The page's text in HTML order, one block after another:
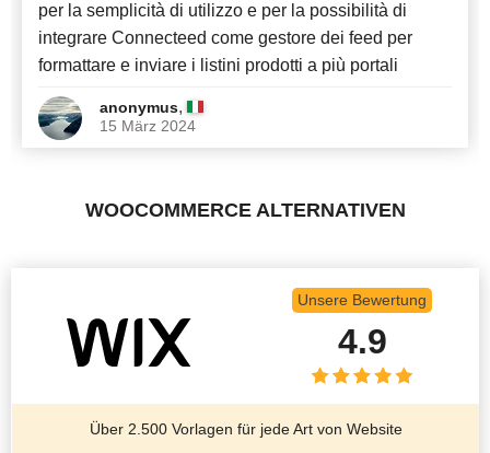
per la semplicità di utilizzo e per la possibilità di
integrare Connecteed come gestore dei feed per
formattare e inviare i listini prodotti a più portali
anonymus,
15 März 2024
WOOCOMMERCE ALTERNATIVEN
Unsere Bewertung
4.9
Über 2.500 Vorlagen für jede Art von Website